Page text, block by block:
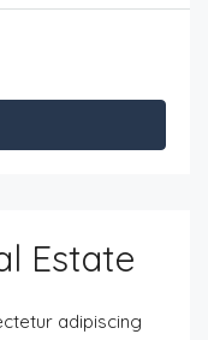
Estate
adipiscing